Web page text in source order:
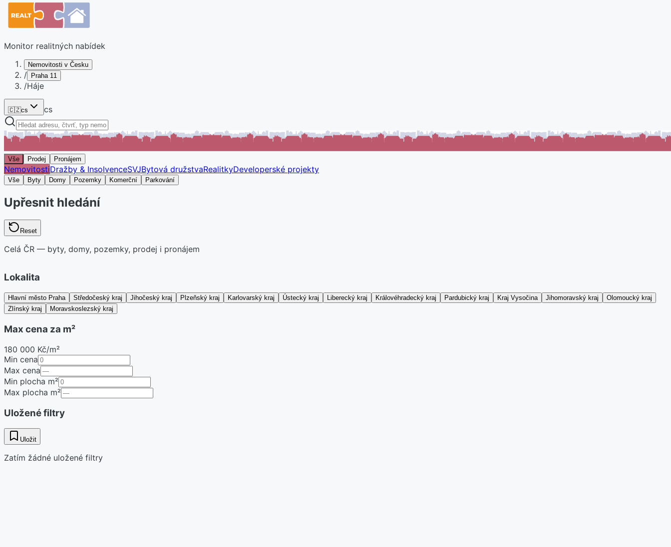
Monitor realitných nabídek
Nemovitosti v Česku
/ Praha 11
/Háje
🇨🇿cs cs
Vše Prodej Pronájem
NemovitostiDražby & InsolvenceSVJBytová družstvaRealitkyDeveloperské projekty
Vše Byty Domy Pozemky Komerční Parkování
Upřesnit hledání
Reset
Celá ČR — byty, domy, pozemky, prodej i pronájem
Lokalita
Hlavní město Praha Středočeský kraj Jihočeský kraj Plzeňský kraj Karlovarský kraj Ústecký kraj Liberecký kraj Královéhradecký kraj Pardubický kraj Kraj Vysočina Jihomoravský kraj
Olomoucký kraj
Zlínský kraj
Moravskoslezský kraj
Max cena za m²
180 000 Kč/m²
Min cena
Max cena
Min plocha m²
Max plocha m²
Uložené filtry
Uložit
Zatím žádné uložené filtry